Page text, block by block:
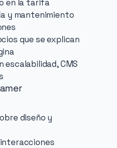
en la tarifa
y mantenimiento
que se explican
escalabilidad, CMS
diseño y